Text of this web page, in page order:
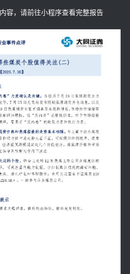
容，请前往小程序查看完整报告